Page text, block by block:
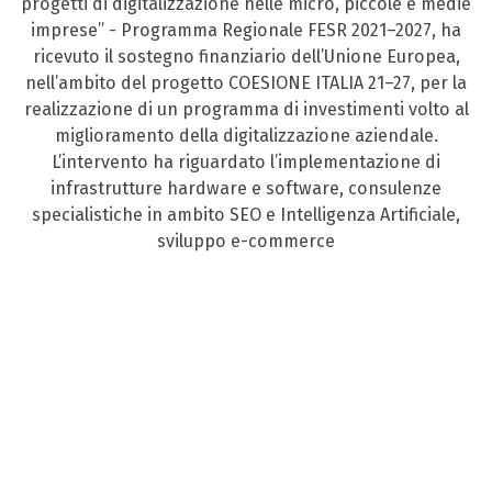
imprese” - Programma Regionale FESR 2021–2027, ha
ricevuto il sostegno finanziario dell’Unione Europea,
nell’ambito del progetto COESIONE ITALIA 21–27, per la
realizzazione di un programma di investimenti volto al
miglioramento della digitalizzazione aziendale.
L’intervento ha riguardato l’implementazione di
infrastrutture hardware e software, consulenze
specialistiche in ambito SEO e Intelligenza Artificiale,
sviluppo e-commerce